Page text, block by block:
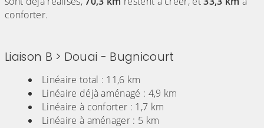
conforter.
Liaison B > Douai - Bugnicourt
Linéaire total : 11,6 km
Linéaire déjà aménagé : 4,9 km
Linéaire à conforter : 1,7 km
Linéaire à aménager : 5 km